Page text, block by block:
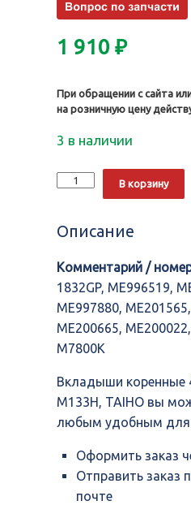
1 910 ₽
При обращении с сайта
на розничную цену
3 в наличии
Количество
Вкладыши
4M41,
M133H,
TAIHO
В корзину
Описание
Комментарий /
1832GP, ME996519,
ME997880,
ME200665,
M7800K
Вкладыши коренные
M133H, TAIHO вы
любым удобным для
Оформить заказ
Отправить заказ
почте